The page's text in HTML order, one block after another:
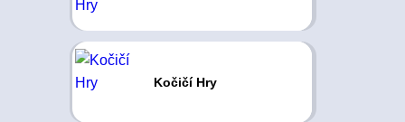
Kočičí Hry